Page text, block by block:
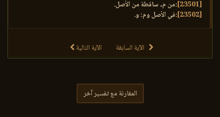
[23501]
:من م، ساقطة من الأصل.
[23502]
:في الأصل وم: و.
الآية السابقة الآية التالية
المقارنة مع تفسير آخر